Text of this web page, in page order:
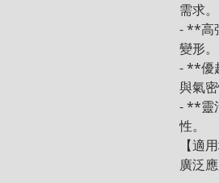
需求。
- **高
變形。
- **優
與氣密
- **靈
性。
【適
廣泛